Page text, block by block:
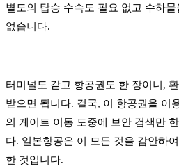
별도의 탑승 수속도 필요 없고 수하
없습니다.
터미널도 같고 항공권도 한 장이니,
받으면 됩니다. 결국, 이 항공권을 이
의 게이트 이동 도중에 보안 검색만
다. 일본항공은 이 모든 것을 감안하
한 것입니다.